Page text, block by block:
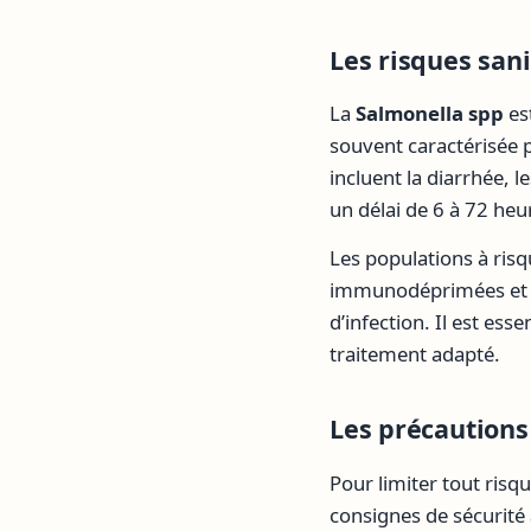
Les risques
La Salmonella spp
souvent caractérisée
incluent la diarrhée,
un délai de 6 à 72
Les populations à
immunodéprimées et
d’infection. Il est
traitement adapté.
Les
Pour limiter tout
consignes de